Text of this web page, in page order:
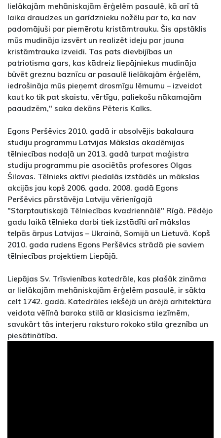
lielākajām mehāniskajām ērģelēm pasaulē, kā arī tā
laika draudzes un garīdznieku nožēlu par to, ka nav
padomājuši par piemērotu kristāmtrauku. Šis apstāklis
mūs mudināja izsvērt un realizēt ideju par jauna
kristāmtrauka izveidi. Tas pats dievbijības un
patriotisma gars, kas kādreiz liepājniekus mudināja
būvēt greznu baznīcu ar pasaulē lielākajām ērģelēm,
iedrošināja mūs pieņemt drosmīgu lēmumu – izveidot
kaut ko tik pat skaistu, vērtīgu, paliekošu nākamajām
paaudzēm," saka dekāns Pēteris Kalks.
Egons Peršēvics 2010. gadā ir absolvējis bakalaura
studiju programmu Latvijas Mākslas akadēmijas
tēlniecības nodaļā un 2013. gadā turpat maģistra
studiju programmu pie asociētās profesores Olgas
Šilovas. Tēlnieks aktīvi piedalās izstādēs un mākslas
akcijās jau kopš 2006. gada. 2008. gadā Egons
Peršēvics pārstāvēja Latviju vērienīgajā
"Starptautiskajā Tēlniecības kvadriennālē" Rīgā. Pēdējo
gadu laikā tēlnieka darbi tiek izstādīti arī mākslas
telpās ārpus Latvijas – Ukrainā, Somijā un Lietuvā. Kopš
2010. gada rudens Egons Peršēvics strādā pie saviem
tēlniecības projektiem Liepājā.
Liepājas Sv. Trīsvienības katedrāle, kas plašāk zināma
ar lielākajām mehāniskajām ērģelēm pasaulē, ir sākta
celt 1742. gadā. Katedrāles iekšējā un ārējā arhitektūra
veidota vēlīnā baroka stilā ar klasicisma iezīmēm,
savukārt tās interjeru raksturo rokoko stila greznība un
piesātinātība.